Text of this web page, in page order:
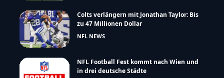
Colts verlängern mit Jonathan Taylor: Bis
zu 47 Millionen Dollar
NFL NEWS
NFL Football Fest kommt nach Wien und
in drei deutsche Städte